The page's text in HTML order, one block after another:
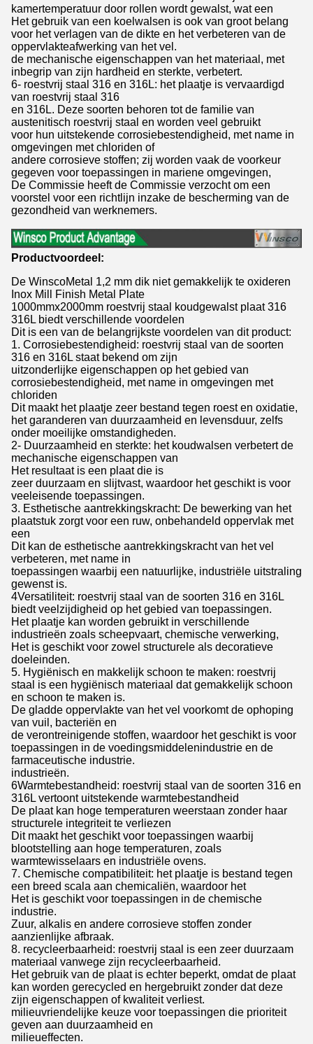
kamertemperatuur door rollen wordt gewalst, wat een
Het gebruik van een koelwalsen is ook van groot belang
voor het verlagen van de dikte en het verbeteren van de
oppervlakteafwerking van het vel.
de mechanische eigenschappen van het materiaal, met
inbegrip van zijn hardheid en sterkte, verbetert.
6- roestvrij staal 316 en 316L: het plaatje is vervaardigd
van roestvrij staal 316
en 316L. Deze soorten behoren tot de familie van
austenitisch roestvrij staal en worden veel gebruikt
voor hun uitstekende corrosiebestendigheid, met name in
omgevingen met chloriden of
andere corrosieve stoffen; zij worden vaak de voorkeur
gegeven voor toepassingen in mariene omgevingen,
De Commissie heeft de Commissie verzocht om een
voorstel voor een richtlijn inzake de bescherming van de
gezondheid van werknemers.
Productvoordeel:
De WinscoMetal 1,2 mm dik niet gemakkelijk te oxideren
Inox Mill Finish Metal Plate
1000mmx2000mm roestvrij staal koudgewalst plaat 316
316L biedt verschillende voordelen
Dit is een van de belangrijkste voordelen van dit product:
1. Corrosiebestendigheid: roestvrij staal van de soorten
316 en 316L staat bekend om zijn
uitzonderlijke eigenschappen op het gebied van
corrosiebestendigheid, met name in omgevingen met
chloriden
Dit maakt het plaatje zeer bestand tegen roest en oxidatie,
het garanderen van duurzaamheid en levensduur, zelfs
onder moeilijke omstandigheden.
2- Duurzaamheid en sterkte: het koudwalsen verbetert de
mechanische eigenschappen van
Het resultaat is een plaat die is
zeer duurzaam en slijtvast, waardoor het geschikt is voor
veeleisende toepassingen.
3. Esthetische aantrekkingskracht: De bewerking van het
plaatstuk zorgt voor een ruw, onbehandeld oppervlak met
een
Dit kan de esthetische aantrekkingskracht van het vel
verbeteren, met name in
toepassingen waarbij een natuurlijke, industriële uitstraling
gewenst is.
4Versatiliteit: roestvrij staal van de soorten 316 en 316L
biedt veelzijdigheid op het gebied van toepassingen.
Het plaatje kan worden gebruikt in verschillende
industrieën zoals scheepvaart, chemische verwerking,
Het is geschikt voor zowel structurele als decoratieve
doeleinden.
5. Hygiënisch en makkelijk schoon te maken: roestvrij
staal is een hygiënisch materiaal dat gemakkelijk schoon
en schoon te maken is.
De gladde oppervlakte van het vel voorkomt de ophoping
van vuil, bacteriën en
de verontreinigende stoffen, waardoor het geschikt is voor
toepassingen in de voedingsmiddelenindustrie en de
farmaceutische industrie.
industrieën.
6Warmtebestandheid: roestvrij staal van de soorten 316 en
316L vertoont uitstekende warmtebestandheid
De plaat kan hoge temperaturen weerstaan zonder haar
structurele integriteit te verliezen
Dit maakt het geschikt voor toepassingen waarbij
blootstelling aan hoge temperaturen, zoals
warmtewisselaars en industriële ovens.
7. Chemische compatibiliteit: het plaatje is bestand tegen
een breed scala aan chemicaliën, waardoor het
Het is geschikt voor toepassingen in de chemische
industrie.
Zuur, alkalis en andere corrosieve stoffen zonder
aanzienlijke afbraak.
8. recycleerbaarheid: roestvrij staal is een zeer duurzaam
materiaal vanwege zijn recycleerbaarheid.
Het gebruik van de plaat is echter beperkt, omdat de plaat
kan worden gerecycled en hergebruikt zonder dat deze
zijn eigenschappen of kwaliteit verliest.
milieuvriendelijke keuze voor toepassingen die prioriteit
geven aan duurzaamheid en
milieueffecten.